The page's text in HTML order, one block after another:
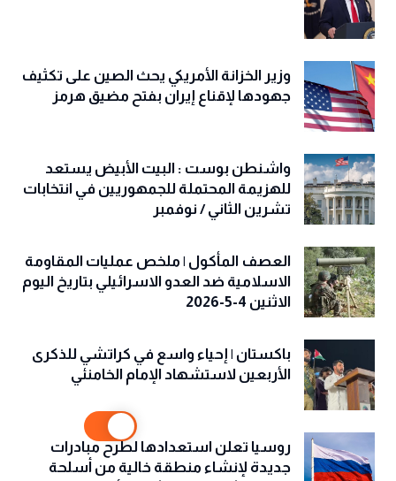
وزير الخزانة الأمريكي يحث الصين على تكثيف
جهودها لإقناع إيران بفتح مضيق هرمز
واشنطن بوست : البيت الأبيض يستعد
للهزيمة المحتملة للجمهوريين في انتخابات
تشرين الثاني / نوفمبر
العصف المأكول | ملخص عمليات المقاومة
الاسلامية ضد العدو الاسرائيلي بتاريخ اليوم
الاثنين 4-5-2026
باكستان | إحياء واسع في كراتشي للذكرى
الأربعين لاستشهاد الإمام الخامنئي
روسيا تعلن استعدادها لطرح مبادرات
جديدة لإنشاء منطقة خالية من أسلحة